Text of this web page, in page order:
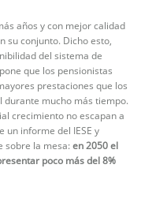
años y con mejor calidad
su conjunto. Dicho esto,
del sistema de
que los pensionistas
prestaciones que los
durante mucho más tiempo.
crecimiento no escapan a
un informe del IESE y
sobre la mesa:en 2050 el
poco más del 8%